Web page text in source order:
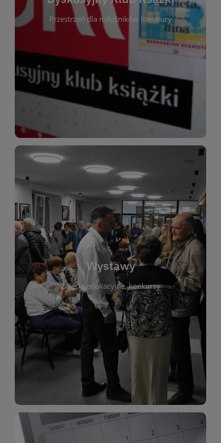
Przestrzeń dla miłośników literatury
Dyskusyjny Klub Ksążki
Dyskusyjny Klub Książki to przestrzeń dla
miłośników literatury, którzy lubią dzielić się
opiniami i emocjami po lekturze. Spotykamy się
regularnie, by rozmawiać o wybranych tytułach z
różnych gatunków literackich. Każde spotkanie to
okazja do inspirującej dyskusji, wymiany
Wystawy
Zajęcia edukacyjne, konkursy
Wystawy
Biblioteka organizuje prezentujące zarówno
sztukę lokalnych twórców, jak i zbiory tematyczne.
W tej sekcji znajdziesz informacje o aktualnych
ekspozycjach oraz archiwum wystaw z
poprzednich lat. Prezentowane prace obejmują
malarstwo, fotografię, rękodzieło i inne formy
artystyczne. Każda wystawa to wyjątkowa okazja
do kontaktu z kulturą i sztuką w przestrzeni
biblioteki. Serdecznie zapraszamy wszystkich
miłośników estetycznych doznań!
WIĘCEJ